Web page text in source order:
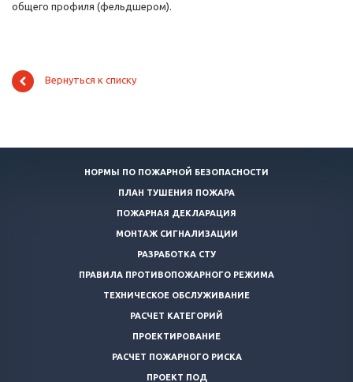
общего профиля (фельдшером).
Вернуться к списку
НОРМЫ ПО ПОЖАРНОЙ БЕЗОПАСНОСТИ
ПЛАН ТУШЕНИЯ ПОЖАРА
ПОЖАРНАЯ ДЕКЛАРАЦИЯ
МОНТАЖ СИГНАЛИЗАЦИИ
РАЗРАБОТКА СТУ
ПРАВИЛА ПРОТИВОПОЖАРНОГО РЕЖИМА
ТЕХНИЧЕСКОЕ ОБСЛУЖИВАНИЕ
РАСЧЕТ КАТЕГОРИЙ
ПРОЕКТИРОВАНИЕ
РАСЧЕТ ПОЖАРНОГО РИСКА
ПРОЕКТ ПОД